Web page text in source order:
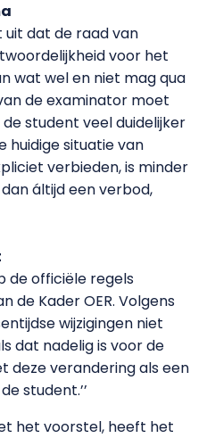
dat de raad van
voor het
wat wel en niet mag qua
de examinator moet
de student veel duidelijker
huidige situatie van
verbieden, is minder
áltijd een verbod,
de officiële regels
de Kader OER. Volgens
wijzigingen niet
dat nadelig is voor de
deze verandering als een
student.’’
het voorstel, heeft het